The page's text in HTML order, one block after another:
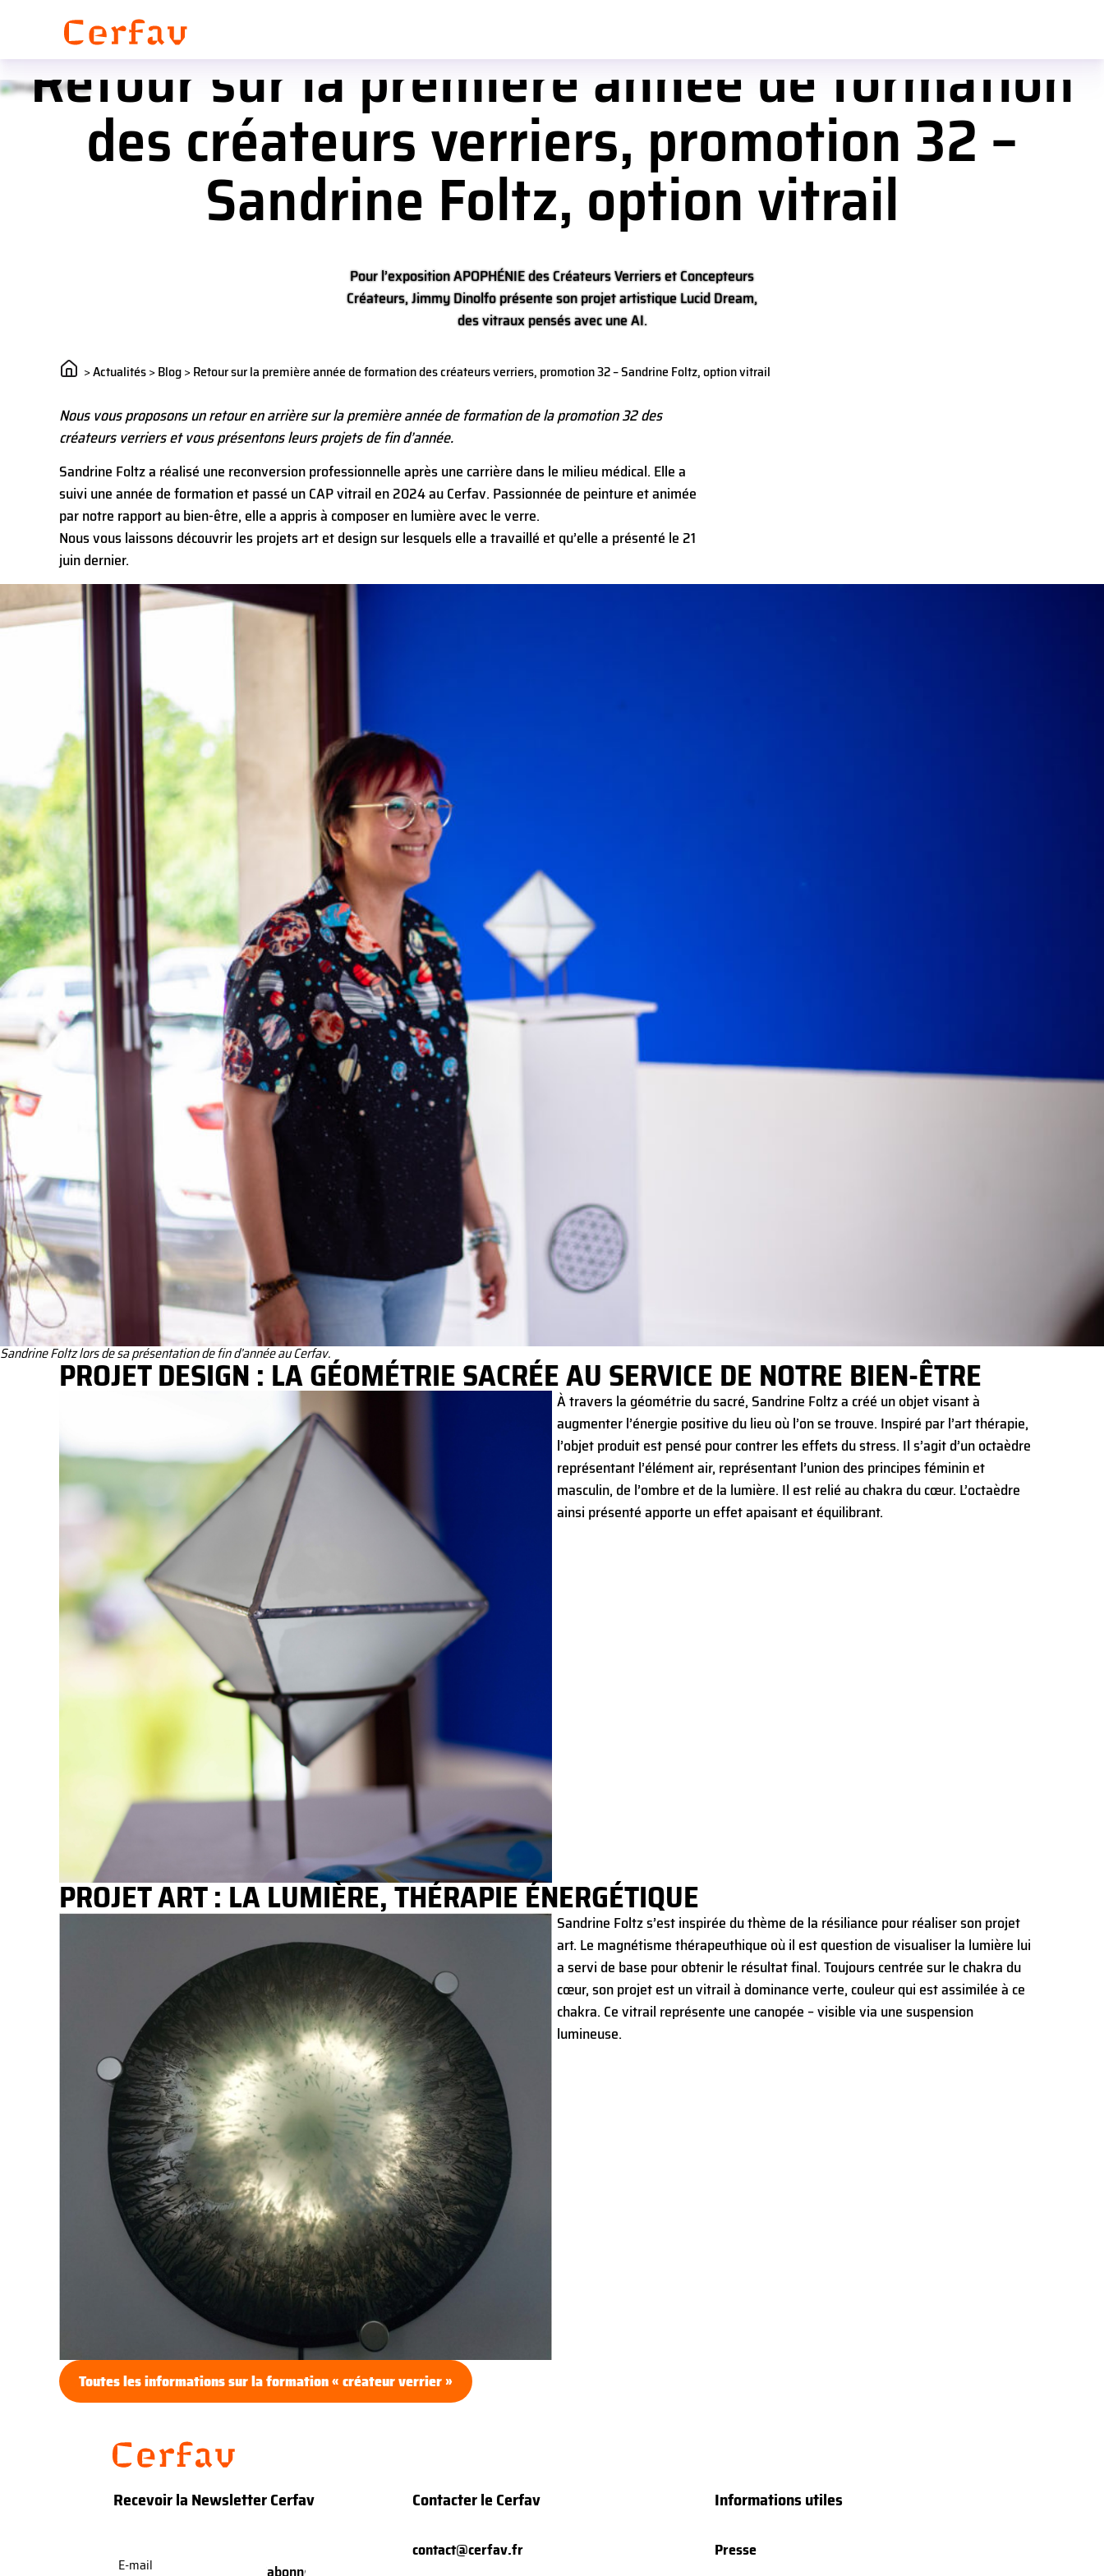
Retour sur la première année de formation
des créateurs verriers, promotion 32 –
Sandrine Foltz, option vitrail
Pour l’exposition APOPHÉNIE des Créateurs Verriers et Concepteurs
Créateurs, Jimmy Dinolfo présente son projet artistique Lucid Dream,
des vitraux pensés avec une AI.
>Actualités>Blog>Retour sur la première année de formation des créateurs verriers, promotion 32 – Sandrine Foltz, option vitrail
Nous vous proposons un retour en arrière sur la première année de formation de la promotion 32 des
créateurs verriers et vous présentons leurs projets de fin d’année.
Sandrine Foltz a réalisé une reconversion professionnelle après une carrière dans le milieu médical. Elle a
suivi une année de formation et passé un CAP vitrail en 2024 au Cerfav. Passionnée de peinture et animée
par notre rapport au bien-être, elle a appris à composer en lumière avec le verre.
Nous vous laissons découvrir les projets art et design sur lesquels elle a travaillé et qu’elle a présenté le 21
juin dernier.
Sandrine Foltz lors de sa présentation de fin d’année au Cerfav.
PROJET DESIGN : LA GÉOMÉTRIE SACRÉE AU SERVICE DE NOTRE BIEN-ÊTRE
À travers la géométrie du sacré, Sandrine Foltz a créé un objet visant à
augmenter l’énergie positive du lieu où l’on se trouve. Inspiré par l’art thérapie,
l’objet produit est pensé pour contrer les effets du stress. Il s’agit d’un octaèdre
représentant l’élément air, représentant l’union des principes féminin et
masculin, de l’ombre et de la lumière. Il est relié au chakra du cœur. L’octaèdre
ainsi présenté apporte un effet apaisant et équilibrant.
PROJET ART : LA LUMIÈRE, THÉRAPIE ÉNERGÉTIQUE
Sandrine Foltz s’est inspirée du thème de la résiliance pour réaliser son projet
art. Le magnétisme thérapeuthique où il est question de visualiser la lumière lui
a servi de base pour obtenir le résultat final. Toujours centrée sur le chakra du
cœur, son projet est un vitrail à dominance verte, couleur qui est assimilée à ce
chakra. Ce vitrail représente une canopée – visible via une suspension
lumineuse.
Toutes les informations sur la formation « créateur verrier »
Recevoir la Newsletter Cerfav
mail(Nécessaire)
Contacter le Cerfav
contact@cerfav.fr
Informations utiles
Presse